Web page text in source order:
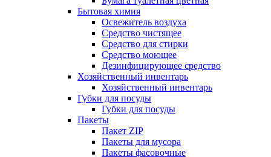
Бытовая химия
Освежитель воздуха
Средство чистящее
Средство для стирки
Средство моющее
Дезинфицирующее средство
Хозяйственный инвентарь
Хозяйственный инвентарь
Губки для посуды
Губки для посуды
Пакеты
Пакет ZIP
Пакеты для мусора
Пакеты фасовочные